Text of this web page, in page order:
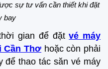
sự tư vấn cần thiết khi đặt
bay
gian để đặtvé máy
Cần Thơ hoặc còn phải
để thao tác săn vé máy